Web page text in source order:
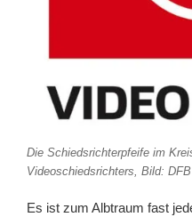
Die Schiedsrichterpfeife im
Videoschiedsrichters, Bild: DFB
Es ist zum Albtraum fast